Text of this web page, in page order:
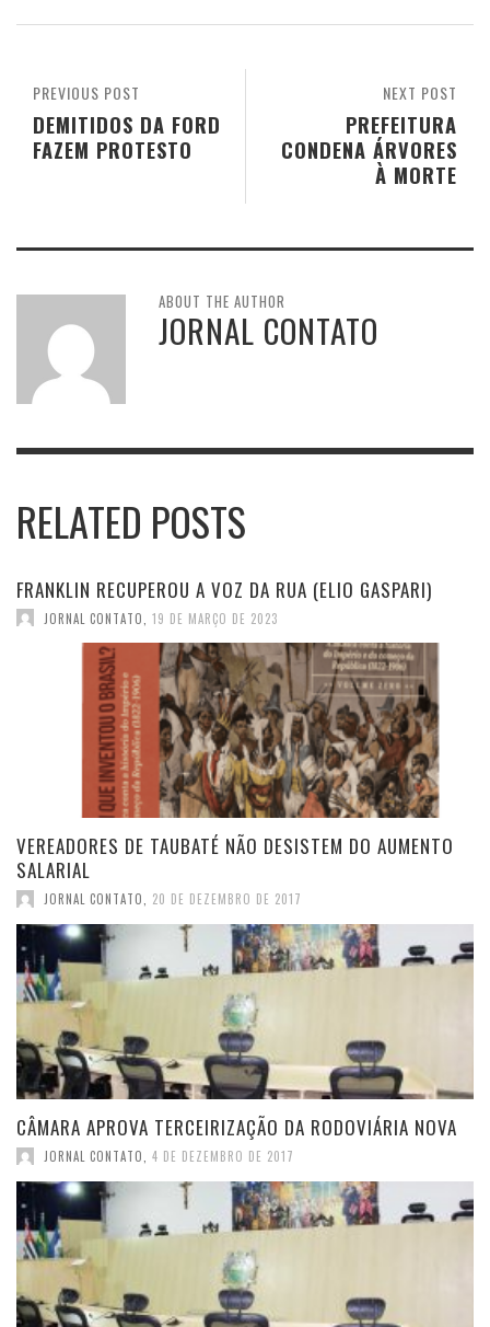
NEXT POST
PREFEITURA
CONDENA ÁRVORES
À MORTE
PREVIOUS POST
DEMITIDOS DA FORD
FAZEM PROTESTO
ABOUT THE AUTHOR
JORNAL CONTATO
RELATED POSTS
FRANKLIN RECUPEROU A VOZ DA RUA (ELIO GASPARI)
JORNAL CONTATO 19 DE MARÇO DE 2023
VEREADORES DE TAUBATÉ NÃO DESISTEM DO AUMENTO
SALARIAL
JORNAL CONTATO, 20 DE DEZEMBRO DE 2017
CÂMARA APROVA TERCEIRIZAÇÃO DA RODOVIÁRIA NOVA
JORNAL CONTATO 4 DE DEZEMBRO DE 2017